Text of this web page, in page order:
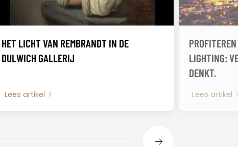
HET LICHT VAN REMBRANDT IN DE
DULWICH GALLERIJ
Lees artikel
LIGHTING:
DENKT.
Lees artikel